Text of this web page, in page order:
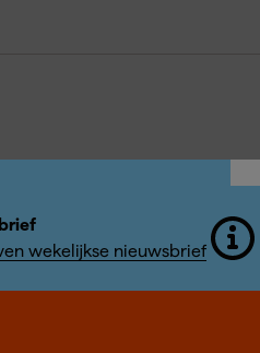
wekelijkse nieuwsbrief